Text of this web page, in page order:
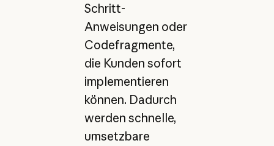
Schritt-
Anweisungen oder
Codefragmente,
die Kunden sofort
implementieren
können. Dadurch
werden schnelle,
umsetzbare